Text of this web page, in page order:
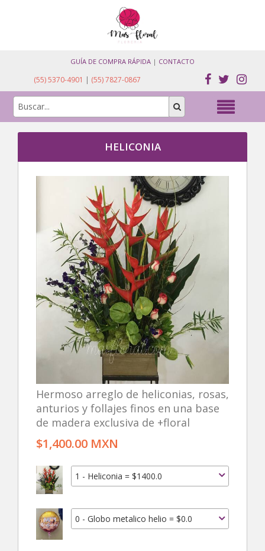
GUÍA DE COMPRA RÁPIDA | CONTACTO
(55) 5370-4901 | (55) 7827-0867
HELICONIA
Hermoso arreglo de heliconias, rosas,
anturios y follajes finos en una base
de madera exclusiva de +floral
$1,400.00 MXN
1 - Heliconia = $1400.0
0 - Globo metalico helio = $0.0